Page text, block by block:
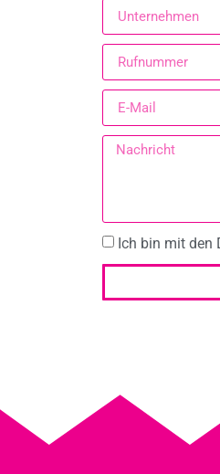
Ich bin mit den